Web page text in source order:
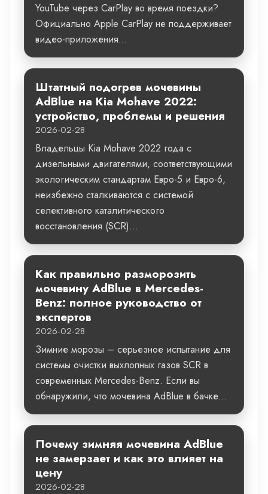
YouTube через CarPlay во время поездки?
Официально Apple CarPlay не поддерживает
видео-приложения...
Штатный подогрев мочевины
AdBlue на Kia Mohave 2022:
устройство, проблемы и решения
2026-02-28
Владельцы Kia Mohave 2022 года с
дизельными двигателями, соответствующими
экологическим стандартам Евро-5 и Евро-6,
неизбежно сталкиваются с системой
селективного каталитического
восстановления (SCR)...
Как правильно разморозить
мочевину AdBlue в Mercedes-
Benz: полное руководство от
экспертов
2026-02-28
Зимние морозы – серьезное испытание для
системы очистки выхлопных газов SCR в
современных Mercedes-Benz. Если вы
обнаружили, что мочевина AdBlue в бачке...
Почему зимняя мочевина AdBlue
не замерзает и как это влияет на
цену
2026-02-28